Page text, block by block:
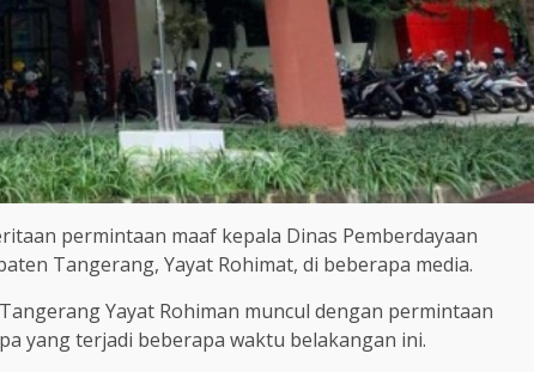
permintaan maaf kepala Dinas Pemberdayaan
Tangerang, Yayat Rohimat, di beberapa media.
Yayat Rohiman muncul dengan permintaan
yang terjadi beberapa waktu belakangan ini.